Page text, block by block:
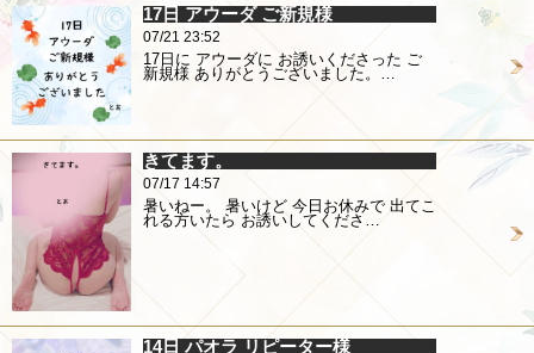
17日 アウーダ ご新規様
07/21 23:52
17日に アウーダに お誘いくださった ご
新規様 ありがとうございました。…
きてます。
07/17 14:57
暑いねー。 暑いけど 今日お休みで 出てこ
れる方いたら お誘いしてくださ…
14日 パオラ リピーター様